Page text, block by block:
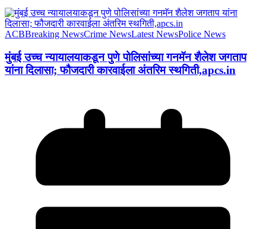
ACBBreaking NewsCrime NewsLatest NewsPolice News
मुंबई उच्च न्यायालयाकडून पुणे पोलिसांच्या गनमॅन शैलेश जगताप
यांना दिलासा; फौजदारी कारवाईला अंतरिम स्थगिती,apcs.in